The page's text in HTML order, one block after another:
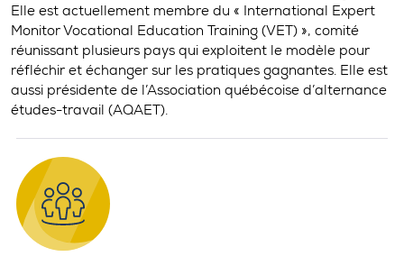
Elle est actuellement membre du « International Expert
Monitor Vocational Education Training (VET) », comité
réunissant plusieurs pays qui exploitent le modèle pour
réfléchir et échanger sur les pratiques gagnantes. Elle est
aussi présidente de l’Association québécoise d’alternance
études-travail (AQAET).